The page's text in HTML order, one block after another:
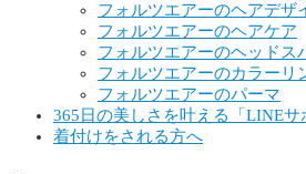
フォルツエアーのヘアデザ
フォルツエアーのヘアケア
フォルツエアーのヘッドス
フォルツエアーのカラーリ
フォルツエアーのパーマ
365日の美しさを叶える「LINEサ
着付けをされる方へ